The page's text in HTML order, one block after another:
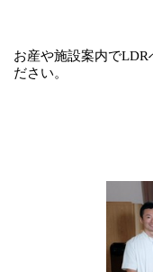
お産や施設案内でLDR
ださい。